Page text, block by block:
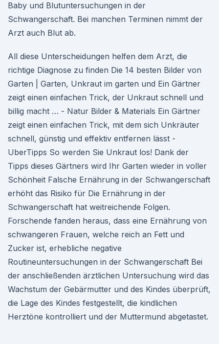
Baby und Blutuntersuchungen in der
Schwangerschaft. Bei manchen Terminen nimmt der
Arzt auch Blut ab.
All diese Unterscheidungen helfen dem Arzt, die
richtige Diagnose zu finden Die 14 besten Bilder von
Garten | Garten, Unkraut im garten und Ein Gärtner
zeigt einen einfachen Trick, der Unkraut schnell und
billig macht … - Natur Bilder & Materials Ein Gärtner
zeigt einen einfachen Trick, mit dem sich Unkräuter
schnell, günstig und effektiv entfernen lässt -
UberTipps So werden Sie Unkraut los! Dank der
Tipps dieses Gärtners wird Ihr Garten wieder in voller
Schönheit Falsche Ernährung in der Schwangerschaft
erhöht das Risiko für Die Ernährung in der
Schwangerschaft hat weitreichende Folgen.
Forschende fanden heraus, dass eine Ernährung von
schwangeren Frauen, welche reich an Fett und
Zucker ist, erhebliche negative
Routineuntersuchungen in der Schwangerschaft Bei
der anschließenden ärztlichen Untersuchung wird das
Wachstum der Gebärmutter und des Kindes überprüft,
die Lage des Kindes festgestellt, die kindlichen
Herztöne kontrolliert und der Muttermund abgetastet.